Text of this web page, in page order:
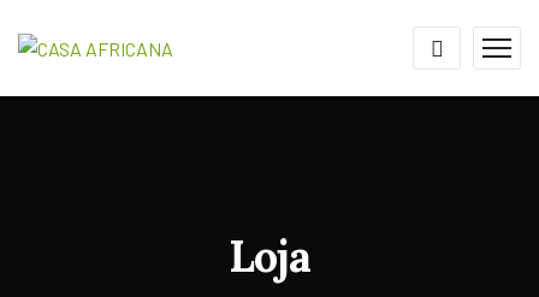
Loja